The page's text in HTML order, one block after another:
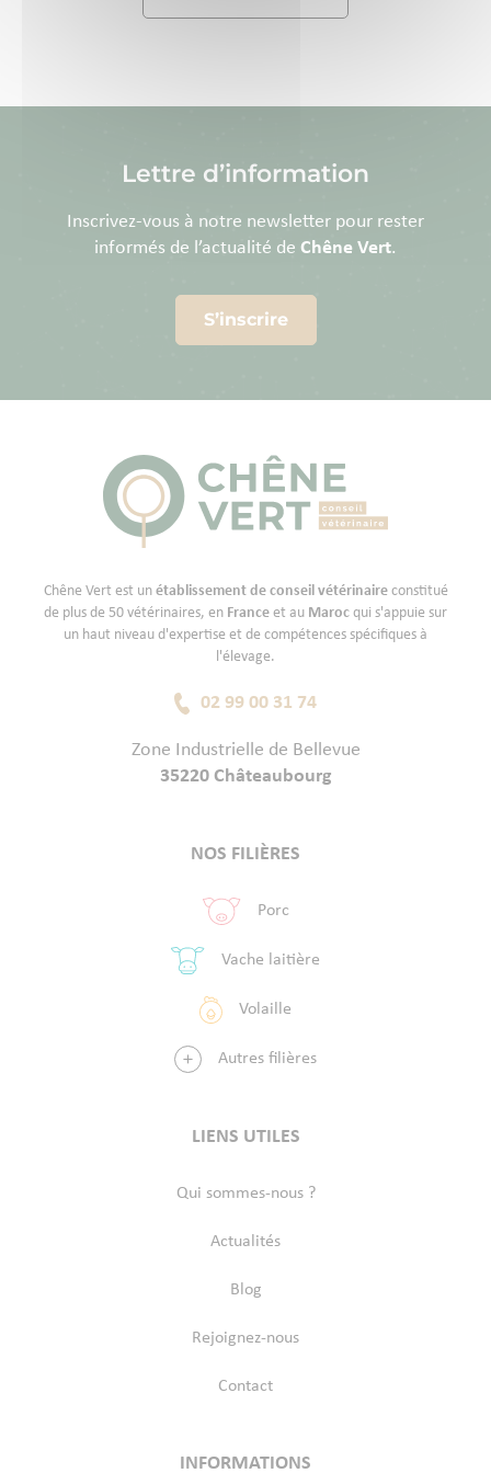
Lettre d’information
Inscrivez-vous à notre newsletter pour rester
informés de l’actualité de Chêne Vert.
S’inscrire
Chêne Vert est un établissement de conseil vétérinaireconstitué
de plus de 50 vétérinaires, en France et au Maroc qui s'appuie sur
un haut niveau d'expertise et de compétences spécifiques à
l'élevage.
02 99 00 31 74
Zone Industrielle de Bellevue
35220 Châteaubourg
NOS FILIÈRES
Porc
Vache laitière
Volaille
Autres filières
LIENS UTILES
Qui sommes-nous ?
Actualités
Blog
Rejoignez-nous
Contact
INFORMATIONS